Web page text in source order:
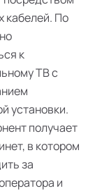
кабелей. По
к
ТВ с
установки.
получает
в котором
за
и